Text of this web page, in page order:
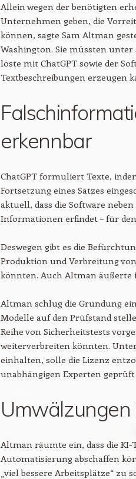
Allein wegen der benötigten
Unternehmen geben, die
können, sagte Sam Altman
Washington. Sie müssten
löste mit ChatGPT sowie der
Textbeschreibungen erzeugen
erkennbar
ChatGPT formuliert Texte,
Fortsetzung eines Satzes
aktuell, dass die Software
Informationen erfindet – für
Deswegen gibt es die
Produktion und Verbreitung
könnten. Auch Altman äußerte
Altman schlug die Gründung
Modelle auf den Prüfstand
Reihe von Sicherheitstests
weiterverbreiten könnten.
einhalten, solle die Lizenz
unabhängigen Experten
Altman räumte ein, dass die
Automatisierung abschaffen
„viel bessere Arbeitsplätze“ zu